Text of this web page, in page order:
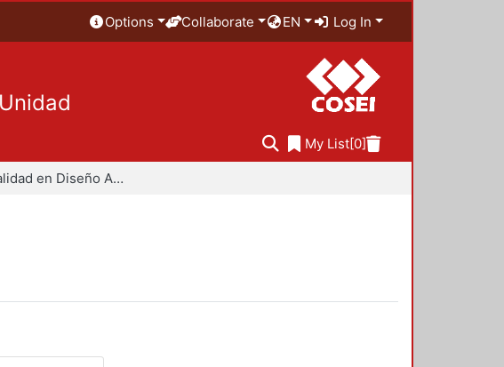
Options Collaborate EN Log In
My List[0]
Especialidad en Diseño Ambiental